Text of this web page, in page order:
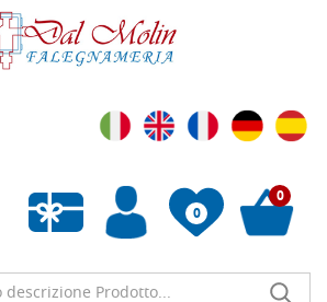
0
Wunschliste leeren
0